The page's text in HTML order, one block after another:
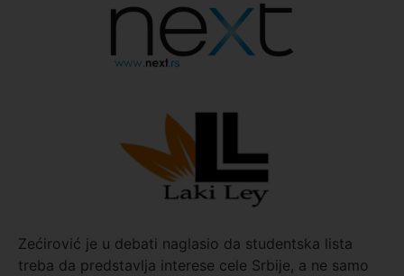
Zećirović je u debati naglasio da studentska lista
treba da predstavlja interese cele Srbije, a ne samo